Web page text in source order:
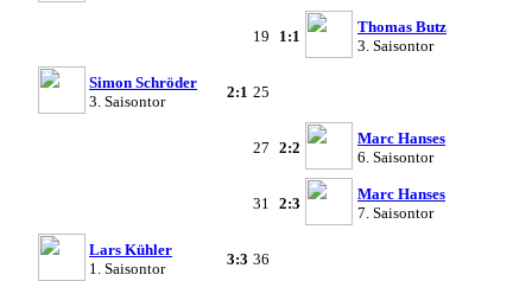
19 1:1
Thomas Butz
3. Saisontor
Simon Schröder
3. Saisontor
2:1 25
27 2:2
Marc Hanses
6. Saisontor
31 2:3
Marc Hanses
7. Saisontor
Lars Kühler
1. Saisontor
3:3 36